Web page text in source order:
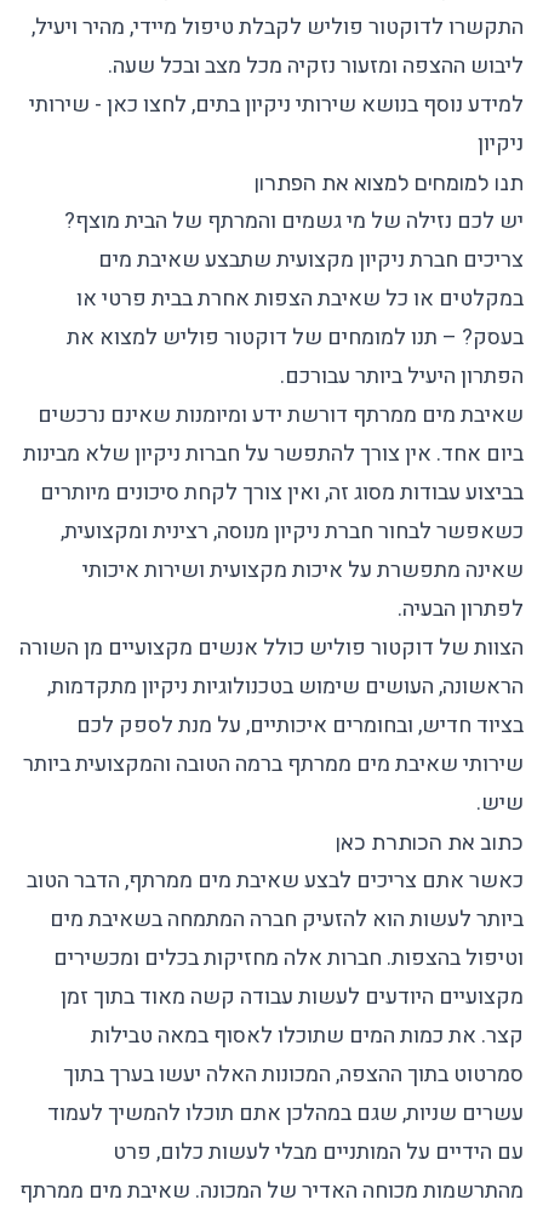
התקשרו לדוקטור פוליש לקבלת טיפול מיידי, מהיר ויעיל,
ליבוש ההצפה ומזעור נזקיה מכל מצב ובכל שעה.
למידע נוסף בנושא שירותי ניקיון בתים, לחצו כאן - שירותי
ניקיון
תנו למומחים למצוא את הפתרון
יש לכם נזילה של מי גשמים והמרתף של הבית מוצף?
צריכים חברת ניקיון מקצועית שתבצעשאיבת מים
במקלטים או כל שאיבת הצפותאחרת בבית פרטי או
בעסק? – תנו למומחים של דוקטור פוליש למצוא את
הפתרון היעיל ביותר עבורכם.
שאיבת מים ממרתף דורשת ידע ומיומנות שאינם נרכשים
ביום אחד. אין צורך להתפשר על חברות ניקיון שלא מבינות
בביצוע עבודות מסוג זה, ואין צורך לקחת סיכונים מיותרים
כשאפשר לבחורחברת ניקיוןמנוסה, רצינית ומקצועית,
שאינה מתפשרת על איכות מקצועית ושירות איכותי
לפתרון הבעיה.
הצוות של דוקטור פוליש כולל אנשים מקצועיים מן השורה
הראשונה, העושים שימוש בטכנולוגיות ניקיון מתקדמות,
בציוד חדיש, ובחומרים איכותיים, על מנת לספק לכם
שירותי שאיבת מים ממרתף ברמה הטובה והמקצועית ביותר
שיש.
כתוב את הכותרת כאן
כאשר אתם צריכים לבצע שאיבת מים ממרתף, הדבר הטוב
ביותר לעשות הוא להזעיק חברה המתמחה בשאיבת מים
וטיפול בהצפות. חברות אלה מחזיקות בכלים ומכשירים
מקצועיים היודעים לעשות עבודה קשה מאוד בתוך זמן
קצר. את כמות המים שתוכלו לאסוף במאה טבילות
סמרטוט בתוך ההצפה, המכונות האלה יעשו בערך בתוך
עשרים שניות, שגם במהלכן אתם תוכלו להמשיך לעמוד
עם הידיים על המותניים מבלי לעשות כלום, פרט
מהתרשמות מכוחה האדיר של המכונה. שאיבת מים ממרתף